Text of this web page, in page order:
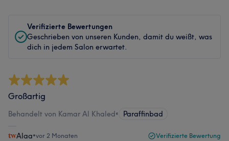
Verifizierte Bewertungen
Geschrieben von unseren Kunden, damit du weißt, was
dich in jedem Salon erwartet.
Großartig
Behandelt von Kamar Al Khaled• Paraffinbad
Alaa•vor 2 Monaten Verifizierte Bewertung